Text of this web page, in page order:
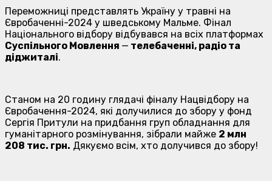
Переможниці представлять Україну у травні на
Євробаченні-2024 у шведському Мальме. Фінал
Національного відбору відбувався на всіх платформах
Суспільного Мовлення — телебаченні, радіо та
діджиталі.
Станом на 20 годину глядачі фіналу Нацвідбору на
Євробачення-2024, які долучилися до збору у фонд
Сергія Притули на придбання груп обладнання для
гуманітарного розмінування, зібрали майже 2 млн
208 тис. грн. Дякуємо всім, хто долучився до збору!